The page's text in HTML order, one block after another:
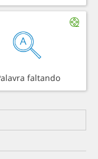
faltando